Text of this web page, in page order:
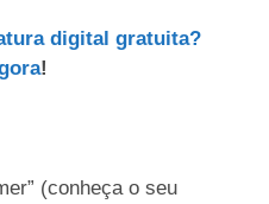
digital gratuita?
!
(conheça o seu